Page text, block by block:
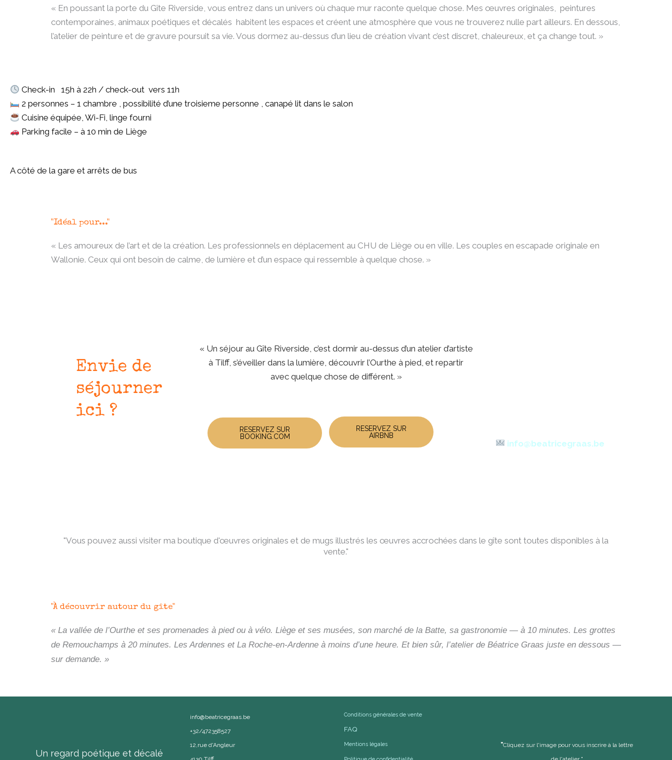
« En poussant la porte du Gîte Riverside, vous entrez dans un univers où chaque mur raconte quelque chose. Mes œuvres originales, peintures
contemporaines, animaux poétiques et décalés habitent les espaces et créent une atmosphère que vous ne trouverez nulle part ailleurs. En dessous,
l’atelier de peinture et de gravure poursuit sa vie. Vous dormez au-dessus d’un lieu de création vivant c’est discret, chaleureux, et ça change tout. »
Check-in 15h à 22h / check-out vers 11h
2 personnes – 1 chambre , possibilité d’une troisieme personne , canapé lit dans le salon
Cuisine équipée, Wi-Fi, linge fourni
Parking facile – à 10 min de Liège
A côté de la gare et arrêts de bus
"Idéal pour..."
« Les amoureux de l’art et de la création. Les professionnels en déplacement au CHU de Liège ou en ville. Les couples en escapade originale en
Wallonie. Ceux qui ont besoin de calme, de lumière et d’un espace qui ressemble à quelque chose. »
Envie de
séjourner
ici ?
« Un séjour au Gîte Riverside, c’est dormir au-dessus d’un atelier d’artiste
à Tilff, s’éveiller dans la lumière, découvrir l’Ourthe à pied, et repartir
avec quelque chose de différent. »
RESERVEZ SUR
BOOKING.COM
RESERVEZ SUR
AIRBNB
info@beatricegraas.be
"Vous pouvez aussi visiter ma boutique d'œuvres originales et de mugs illustrés les œuvres accrochées dans le gîte sont toutes disponibles à la
vente."
"À découvrir autour du gîte"
« La vallée de l’Ourthe et ses promenades à pied ou à vélo. Liège et ses musées, son marché de la Batte, sa gastronomie — à 10 minutes. Les grottes
de Remouchamps à 20 minutes. Les Ardennes et La Roche-en-Ardenne à moins d’une heure. Et bien sûr, l’atelier de Béatrice Graas juste en dessous —
sur demande. »
Un regard poétique et décalé
info@beatricegraas.be
+32/472358527
12,rue d'Angleur
Conditions générales de vente
FAQ
Mentions légales "Cliquez sur l'image pour vous inscrire à la lettre